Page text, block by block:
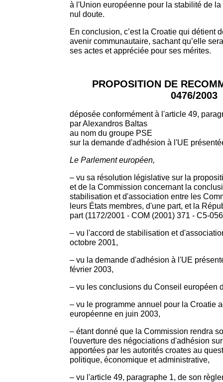
à l'Union européenne pour la stabilité de
nul doute.
En conclusion, c’est la Croatie qui détient
avenir communautaire, sachant qu’elle
ses actes et appréciée pour ses mérites.
PROPOSITION DE
0476/2003
déposée conformément à l'article 49,
par Alexandros Baltas
au nom du groupe PSE
sur la demande d'adhésion à l'UE
Le Parlement européen,
– vu sa résolution législative sur la
et de la Commission concernant la
stabilisation et d'association entre les
leurs États membres, d'une part, et la
part (1172/2001 - COM (2001) 371 - C5-
– vu l'accord de stabilisation et
octobre 2001,
– vu la demande d'adhésion à l'UE
février 2003,
– vu les conclusions du Conseil européen
– vu le programme annuel pour la Croatie
européenne en juin 2003,
– étant donné que la Commission rendra
l'ouverture des négociations d'adhésion
apportées par les autorités croates au
politique, économique et administrative,
– vu l'article 49, paragraphe 1, de son